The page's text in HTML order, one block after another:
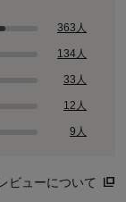
363人
134人
33人
12人
9人
ビューについて